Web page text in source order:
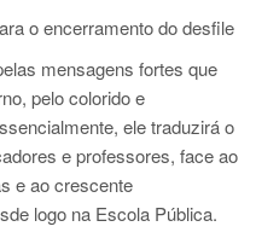
o encerramento do desfile
mensagens fortes que
pelo colorido e
ele traduzirá o
e professores, face ao
e ao crescente
logo na Escola Pública.